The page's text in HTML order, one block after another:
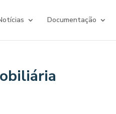
Documentação